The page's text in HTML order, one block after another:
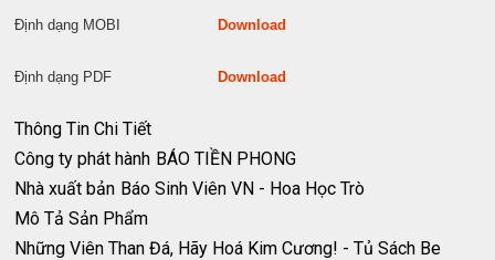
Định dạng MOBI Download
Định dạng PDF Download
Thông Tin Chi Tiết
Công ty phát hành BÁO TIỀN PHONG
Nhà xuất bản Báo Sinh Viên VN - Hoa Học Trò
Mô Tả Sản Phẩm
Những Viên Than Đá, Hãy Hoá Kim Cương! - Tủ Sách Be